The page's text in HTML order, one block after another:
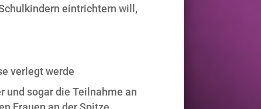
eintrichtern will,
verlegt werde
und sogar die Teilnahme an